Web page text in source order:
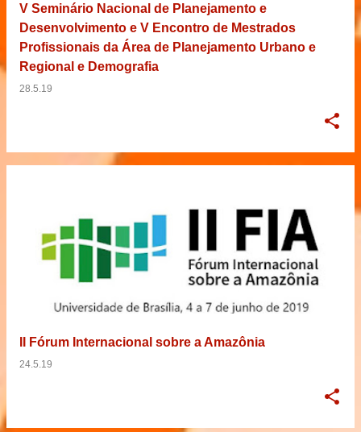
V Seminário Nacional de Planejamento e
Desenvolvimento e V Encontro de Mestrados
Profissionais da Área de Planejamento Urbano e
Regional e Demografia
28.5.19
II Fórum Internacional sobre a Amazônia
24.5.19